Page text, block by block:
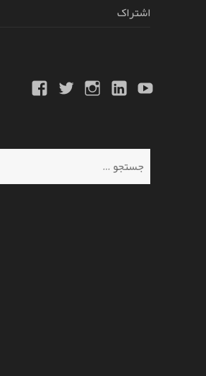
اشتراک
Youtube
Linkedin
Instagram
Twitter
Facebook
برای: